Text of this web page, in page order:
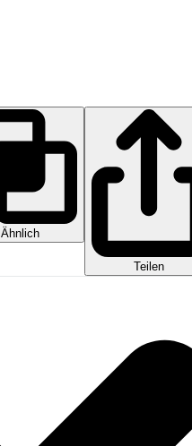
Ähnlich
Teilen